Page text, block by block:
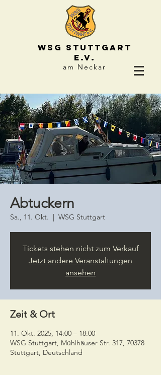
WSG STUTTGART
e.V.
am Neckar
Abtuckern
Sa., 11. Okt.
  |
WSG Stuttgart
Tickets stehen nicht zum Verkauf
Jetzt andere Veranstaltungen
ansehen
Zeit & Ort
11. Okt. 2025, 14:00 – 18:00
WSG Stuttgart, Mühlhäuser Str. 317, 70378
Stuttgart, Deutschland